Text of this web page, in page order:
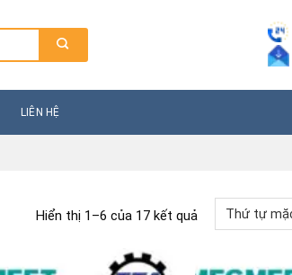
LIÊN HỆ
Hiển thị 1–6 của 17 kết quả